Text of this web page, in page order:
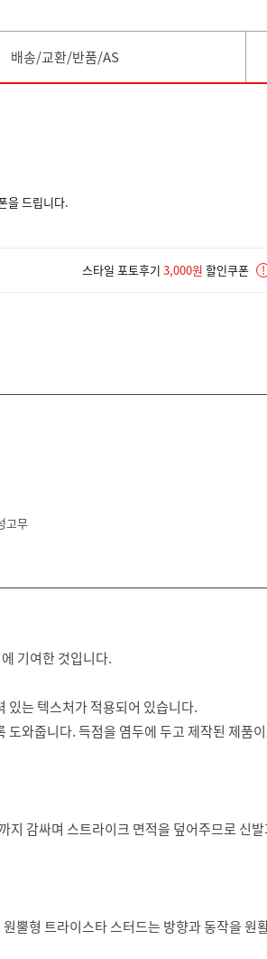
배송/교환/반품/AS
을 드립니다.
스타일 포토후기 3,000원 할인쿠폰 !
고무
기여한 것입니다.
있는 텍스처가 적용되어 있습니다.
도와줍니다. 득점을 염두에 두고 제작된 제품
감싸며 스트라이크 면적을 덮어주므로 신발
뿔형 트라이스타 스터드는 방향과 동작을 원